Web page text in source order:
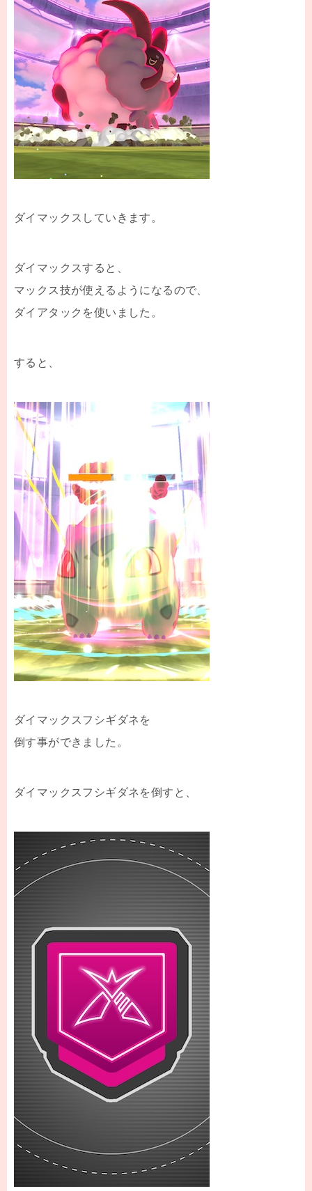
ダイマックスしていきます。
ダイマックスすると、
マックス技が使えるようになるので、
ダイアタックを使いました。
すると、
ダイマックスフシギダネを
倒す事ができました。
ダイマックスフシギダネを倒すと、